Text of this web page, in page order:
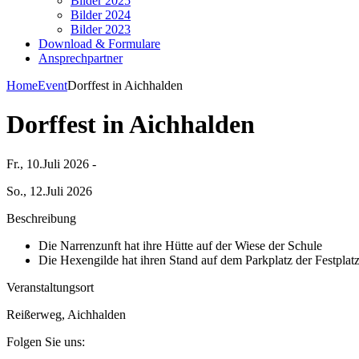
Bilder 2024
Bilder 2023
Download & Formulare
Ansprechpartner
HomeEventDorffest in Aichhalden
Dorffest in Aichhalden
Fr., 10.Juli 2026 -
So., 12.Juli 2026
Beschreibung
Die Narrenzunft hat ihre Hütte auf der Wiese der Schule
Die Hexengilde hat ihren Stand auf dem Parkplatz der
Veranstaltungsort
Reißerweg, Aichhalden
Folgen Sie uns: